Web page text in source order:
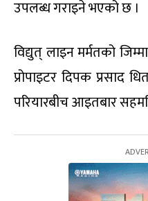
उपलब्ध गराइने भएको छ ।
विद्युत् लाइन मर्मतको
प्रोपाइटर दिपक प्रसाद
परियारबीच आइतबार